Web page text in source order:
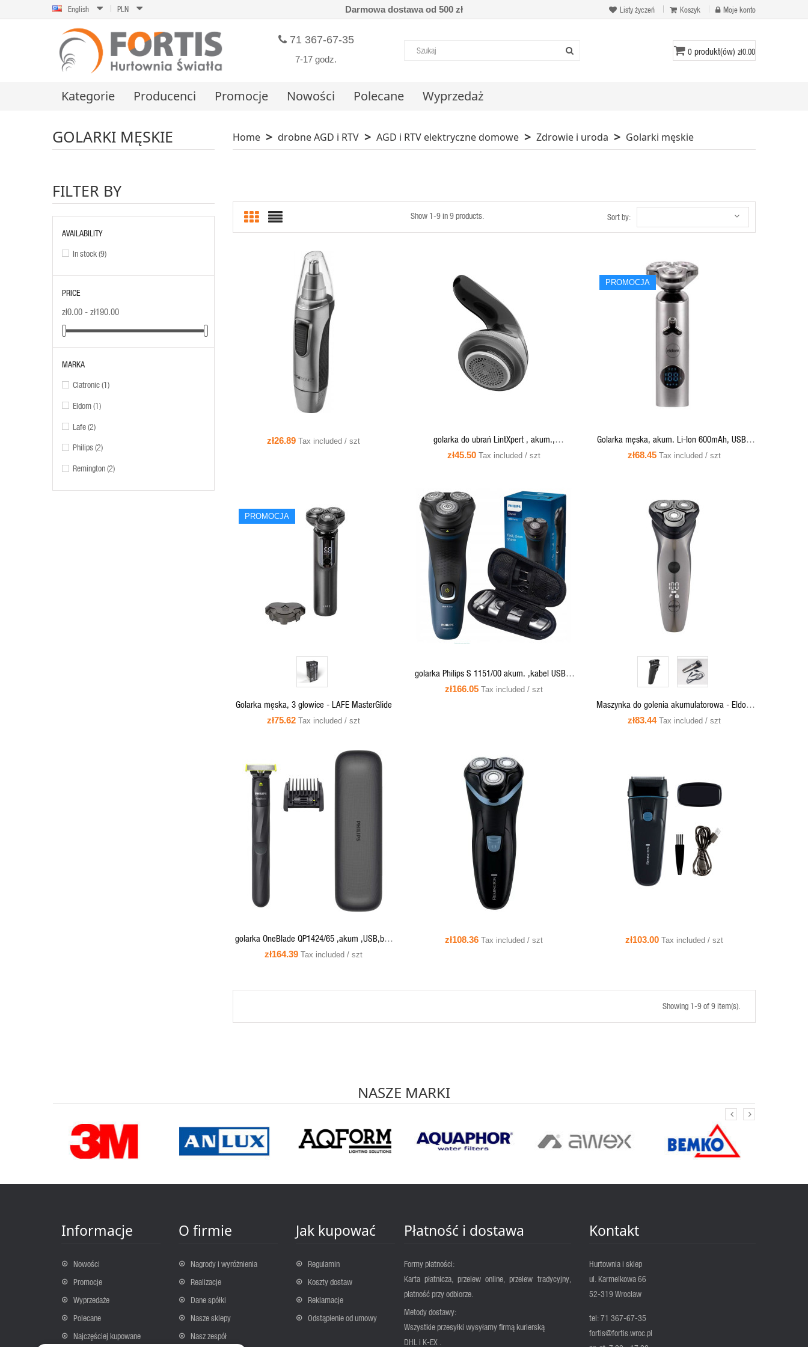
English PLN Darmowa dostawa od 500 zł Listy życzeń Koszyk Moje konto
71 367-67-35
7-17 godz.
0 produkt(ów) zł0.00
Kategorie Producenci Promocje Nowości Polecane Wyprzedaż
GOLARKI MĘSKIE
FILTER BY
AVAILABILITY
In stock(9)
PRICE
zł0.00 - zł190.00
MARKA
Clatronic(1)
Eldom(1)
Lafe(2)
Philips(2)
Remington(2)
Home drobne AGD i RTV AGD i RTV elektryczne domowe Zdrowie i uroda Golarki męskie
Show 1-9 in 9 products. Sort by:
QUICK VIEW
zł26.89 Tax included / szt
QUICK VIEW
golarka do ubrań LintXpert , akum.,
DC5V1A,400mAh,
zł45.50 Tax included / szt
PROMOCJA
QUICK VIEW
Golarka męska, akum. Li-Ion 600mAh, USB -
G55 Eldom
zł68.45 Tax included / szt
PROMOCJA
QUICK VIEW
Golarka męska, 3 głowice - LAFE MasterGlide
zł75.62 Tax included / szt
QUICK VIEW
golarka Philips S 1151/00 akum. ,kabel USB-A
,4DFlex ,IPX7
zł166.05 Tax included / szt
QUICK VIEW
ADD TO CART
Maszynka do golenia akumulatorowa - Eldom
G54 ian
zł83.44 Tax included / szt
QUICK VIEW
golarka OneBlade QP1424/65 ,akum ,USB,bez
ładowarki ,IPX7 ,trymer ,5w1,etui
zł164.39 Tax included / szt
QUICK VIEW
ADD TO CART
zł108.36 Tax included / szt
QUICK VIEW
zł103.00 Tax included / szt
Showing 1-9 of 9 item(s).
NASZE MARKI
Informacje
Nowości
Promocje
Wyprzedaże
Polecane
Najczęściej kupowane
O firmie
Nagrody i wyróżnienia
Realizacje
Dane spółki
Nasze sklepy
Nasz zespół
Jak kupować
Regulamin
Koszty dostaw
Reklamacje
Odstąpienie od umowy
Płatność i dostawa
Formy płatności:
Karta płatnicza, przelew online, przelew tradycyjny,
płatność przy odbiorze.
Metody dostawy:
Wszystkie przesyłki wysyłamy firmą kurierską
DHL i K-EX .
Kontakt
Hurtownia i sklep
ul. Karmelkowa 66
52-319 Wrocław
tel: 71 367-67-35
fortis@fortis.wroc.pl